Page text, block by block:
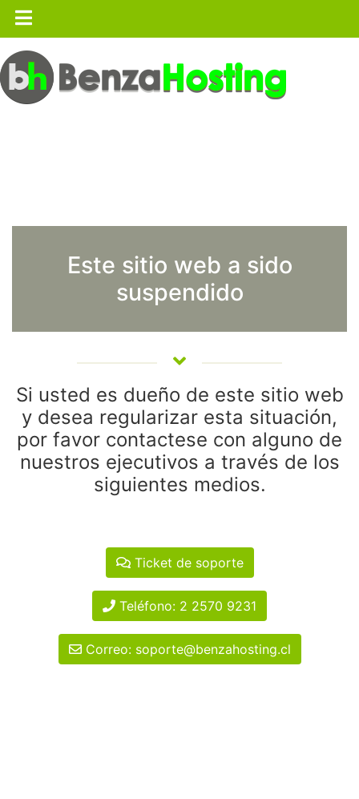
Este sitio web a sido
suspendido
Si usted es dueño de este sitio web
y desea regularizar esta situación,
por favor contactese con alguno de
nuestros ejecutivos a través de los
siguientes medios.
Ticket de soporte
Teléfono: 2 2570 9231
Correo: soporte@benzahosting.cl